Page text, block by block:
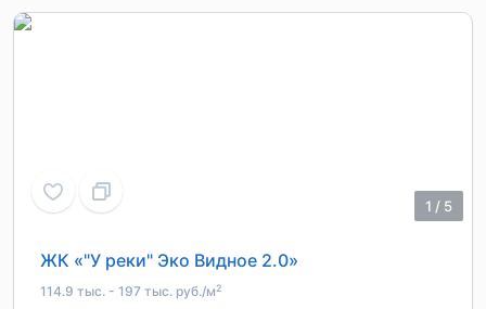
1 / 5
ЖК «"У реки" Эко Видное 2.0»
114.9 тыс. - 197 тыс. руб./м2